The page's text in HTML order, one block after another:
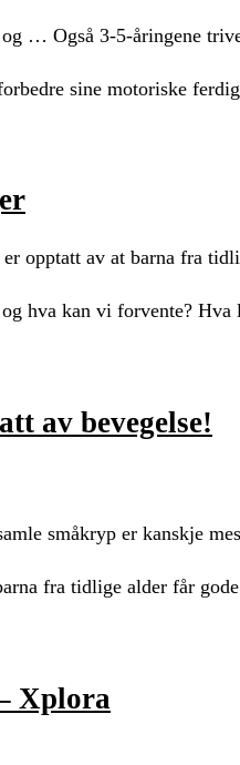
… Også 3-5-åringene
sine motoriske
av at barna fra
hva kan vi forvente? Hva
av bevegelse!
småkryp er kanskje
fra tidlige alder får gode
Xplora